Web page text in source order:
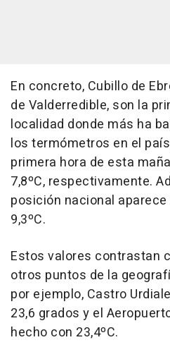
En concreto, Cubillo de
de Valderredible, son la
localidad donde más ha
los termómetros en el
primera hora de esta
7,8ºC, respectivamente.
posición nacional
9,3ºC.
Estos valores contrastan
otros puntos de la
por ejemplo, Castro
23,6 grados y el
hecho con 23,4ºC.